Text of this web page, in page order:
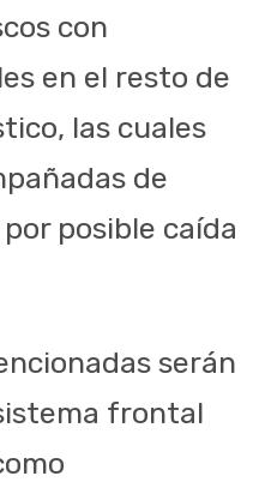
con
en el resto de
, las cuales
de
posible caída
serán
frontal